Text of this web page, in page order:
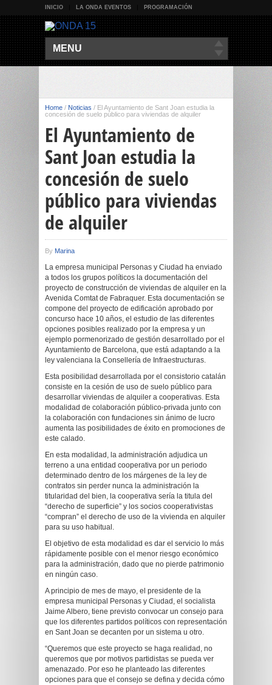
INICIO LA ONDA EVENTOS PROGRAMACIÓN
MENU
Home / Noticias / El Ayuntamiento de Sant Joan estudia la
concesión de suelo público para viviendas de alquiler
El Ayuntamiento de
Sant Joan estudia la
concesión de suelo
público para viviendas
de alquiler
By Marina
La empresa municipal Personas y Ciudad ha enviado
a todos los grupos políticos la documentación del
proyecto de construcción de viviendas de alquiler en la
Avenida Comtat de Fabraquer. Esta documentación se
compone del proyecto de edificación aprobado por
concurso hace 10 años, el estudio de las diferentes
opciones posibles realizado por la empresa y un
ejemplo pormenorizado de gestión desarrollado por el
Ayuntamiento de Barcelona, que está adaptando a la
ley valenciana la Consellería de Infraestructuras.
Esta posibilidad desarrollada por el consistorio catalán
consiste en la cesión de uso de suelo público para
desarrollar viviendas de alquiler a cooperativas. Esta
modalidad de colaboración público-privada junto con
la colaboración con fundaciones sin ánimo de lucro
aumenta las posibilidades de éxito en promociones de
este calado.
En esta modalidad, la administración adjudica un
terreno a una entidad cooperativa por un periodo
determinado dentro de los márgenes de la ley de
contratos sin perder nunca la administración la
titularidad del bien, la cooperativa sería la titula del
“derecho de superficie” y los socios cooperativistas
“compran” el derecho de uso de la vivienda en alquiler
para su uso habitual.
El objetivo de esta modalidad es dar el servicio lo más
rápidamente posible con el menor riesgo económico
para la administración, dado que no pierde patrimonio
en ningún caso.
A principio de mes de mayo, el presidente de la
empresa municipal Personas y Ciudad, el socialista
Jaime Albero, tiene previsto convocar un consejo para
que los diferentes partidos políticos con representación
en Sant Joan se decanten por un sistema u otro.
“Queremos que este proyecto se haga realidad, no
queremos que por motivos partidistas se pueda ver
amenazado. Por eso he planteado las diferentes
opciones para que el consejo se defina y decida cómo